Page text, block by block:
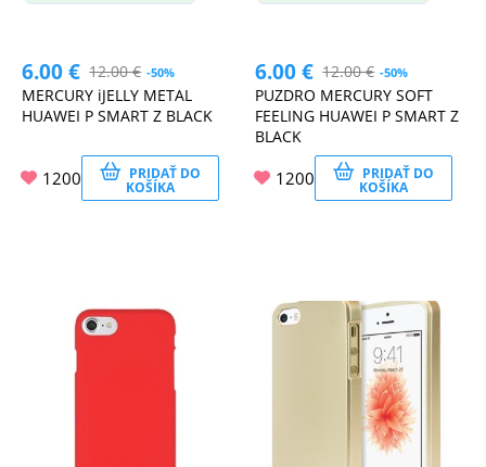
6.00€ 12.00€ -50%
MERCURY iJELLY METAL
HUAWEI P SMART Z BLACK
1200 PRIDAŤ DO
KOŠÍKA
6.00€ 12.00€ -50%
PUZDRO MERCURY SOFT
FEELING HUAWEI P SMART Z
BLACK
1200 PRIDAŤ DO
KOŠÍKA